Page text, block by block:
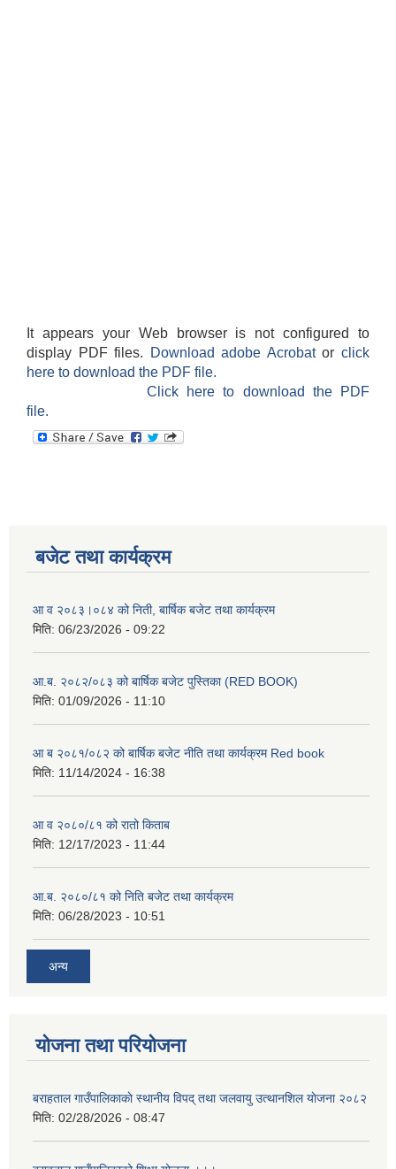
It appears your Web browser is not configured to
display PDF files.
Download adobe Acrobatorclick
here to download the PDF file.
Click here to download the PDF
file.
बजेट तथा कार्यक्रम
आ व २०८३।०८४ को निती, बार्षिक बजेट तथा कार्यक्रम
मिति: 06/23/2026 - 09:22
आ.ब. २०८२/०८३ को बार्षिक बजेट पुस्तिका (RED BOOK)
मिति: 01/09/2026 - 11:10
आ ब २०८१/०८२ को बार्षिक बजेट नीति तथा कार्यक्रम Red book
मिति: 11/14/2024 - 16:38
आ व २०८०/८१ को रातो किताब
मिति: 12/17/2023 - 11:44
आ.ब. २०८०/८१ को निति बजेट तथा कार्यक्रम
मिति: 06/28/2023 - 10:51
अन्य
योजना तथा परियोजना
बराहताल गाउँपालिकाकाे स्थानीय विपद् तथा जलवायु उत्थानशिल याेजना २०८२
मिति: 02/28/2026 - 08:47